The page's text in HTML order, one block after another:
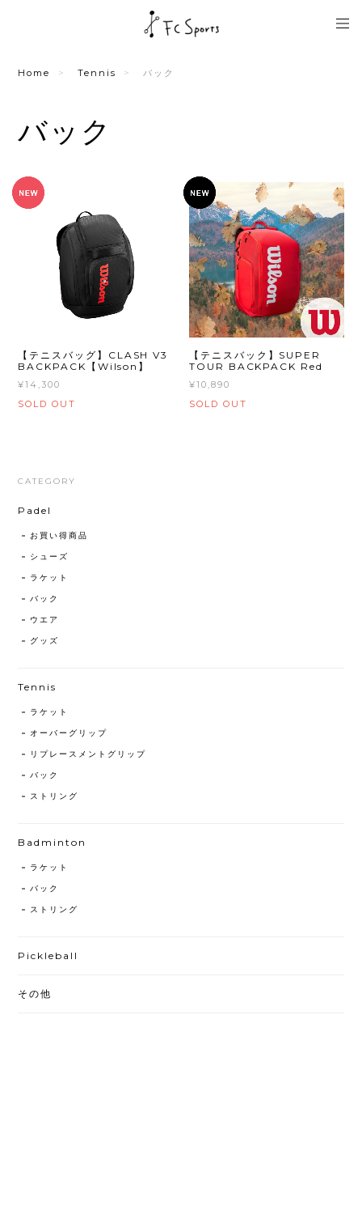
Home Tennis バック
バック
【テニスバッグ】CLASH V3
BACKPACK【Wilson】
¥14,300
SOLD OUT
【テニスバック】SUPER
TOUR BACKPACK Red
¥10,890
SOLD OUT
CATEGORY
Padel
お買い得商品
シューズ
ラケット
バック
ウエア
グッズ
Tennis
ラケット
オーバーグリップ
リプレースメントグリップ
バック
ストリング
Badminton
ラケット
バック
ストリング
Pickleball
その他